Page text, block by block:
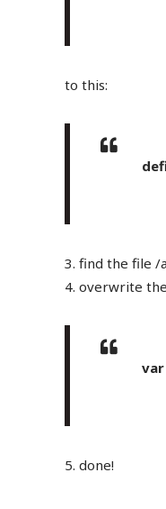
to this:
3. find the file /
4. overwrite
var
5. done!